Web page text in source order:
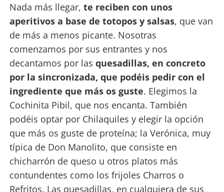
Nada más llegar, te reciben con unos
aperitivos a base de totopos y salsas, que van
de más a menos picante. Nosotras
comenzamos por sus entrantes y nos
decantamos por las quesadillas, en concreto
por la sincronizada, que podéis pedir con el
ingrediente que más os guste. Elegimos la
Cochinita Pibil, que nos encanta. También
podéis optar por Chilaquiles y elegir la opción
que más os guste de proteína; la Verónica, muy
típica de Don Manolito, que consiste en
chicharrón de queso u otros platos más
contundentes como los frijoles Charros o
Refritos. Las quesadillas, en cualquiera de sus